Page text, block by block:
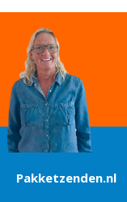
Pakketzenden.nl